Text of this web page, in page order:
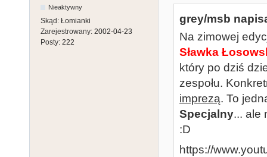
Nieaktywny
Skąd: Łomianki
Zarejestrowany: 2002-04-23
Posty: 222
grey/msb
Na zimowej
Sławka
który po dziś
zespołu.
imprezą. To
Specjalny... ale
:D
https://